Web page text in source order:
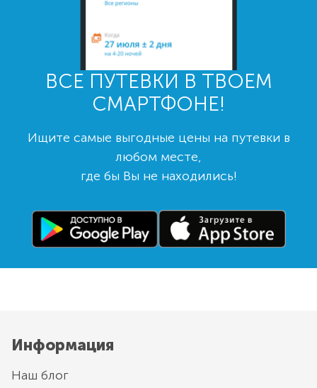
ВСЕ ПУТЕВКИ В ТВОЕМ
СМАРТФОНЕ!
Ищите самые выгодные цены на путевки в
любом месте,
где бы Вы не находились!
Информация
Наш блог